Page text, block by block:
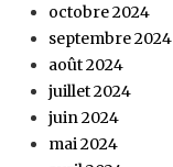
octobre 2024
septembre 2024
août 2024
juillet 2024
juin 2024
mai 2024